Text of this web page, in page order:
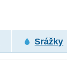
Srážky